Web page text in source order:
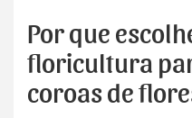
Por que
floricultura
coroas de